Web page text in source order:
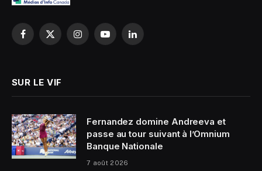
Facebook
X
InstagramYouTubeLinkedIn
SUR LE VIF
Fernandez domine Andreeva et
passe au tour suivant à l’Omnium
Banque Nationale
7 août 2026